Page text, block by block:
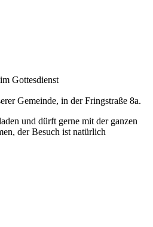
Gottesdienst
Gemeinde, in der Fringstraße 8a.
und dürft gerne mit der ganzen
der Besuch ist natürlich